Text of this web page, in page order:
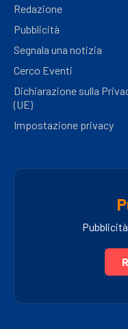
Redazione
Pubblicità
Segnala una notizia
Cerco Eventi
Dichiarazione sulla
(UE)
Impostazione privacy